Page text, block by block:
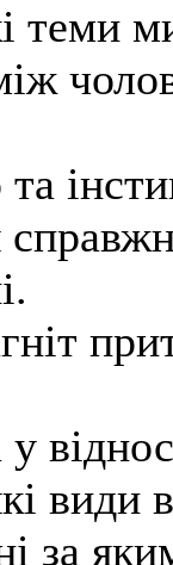
теми
у
види
за